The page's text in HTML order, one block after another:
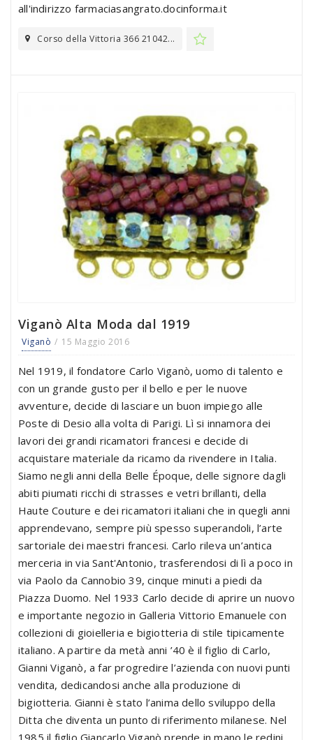
all'indirizzo farmaciasangrato.docinforma.it
Corso della Vittoria 366 21042...
Viganò Alta Moda dal 1919
Viganò 15 Maggio 2016
Nel 1919, il fondatore Carlo Viganò, uomo di talento e
con un grande gusto per il bello e per le nuove
avventure, decide di lasciare un buon impiego alle
Poste di Desio alla volta di Parigi. Lì si innamora dei
lavori dei grandi ricamatori francesi e decide di
acquistare materiale da ricamo da rivendere in Italia.
Siamo negli anni della Belle Époque, delle signore dagli
abiti piumati ricchi di strasses e vetri brillanti, della
Haute Couture e dei ricamatori italiani che in quegli anni
apprendevano, sempre più spesso superandoli, l’arte
sartoriale dei maestri francesi. Carlo rileva un’antica
merceria in via Sant'Antonio, trasferendosi di lì a poco in
via Paolo da Cannobio 39, cinque minuti a piedi da
Piazza Duomo. Nel 1933 Carlo decide di aprire un nuovo
e importante negozio in Galleria Vittorio Emanuele con
collezioni di gioielleria e bigiotteria di stile tipicamente
italiano. A partire da metà anni ’40 è il figlio di Carlo,
Gianni Viganò, a far progredire l’azienda con nuovi punti
vendita, dedicandosi anche alla produzione di
bigiotteria. Gianni è stato l’anima dello sviluppo della
Ditta che diventa un punto di riferimento milanese. Nel
1985 il figlio Giancarlo Viganò prende in mano le redini